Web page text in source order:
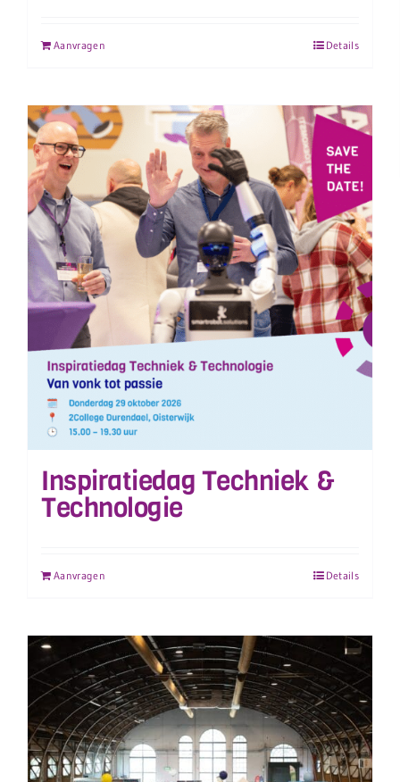
Aanvragen Details
Inspiratiedag Techniek &
Technologie
Aanvragen Details